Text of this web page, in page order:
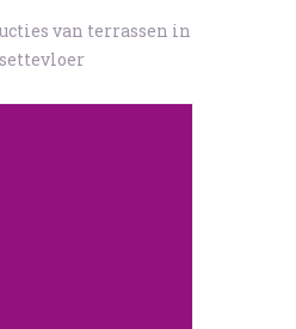
van terrassen in